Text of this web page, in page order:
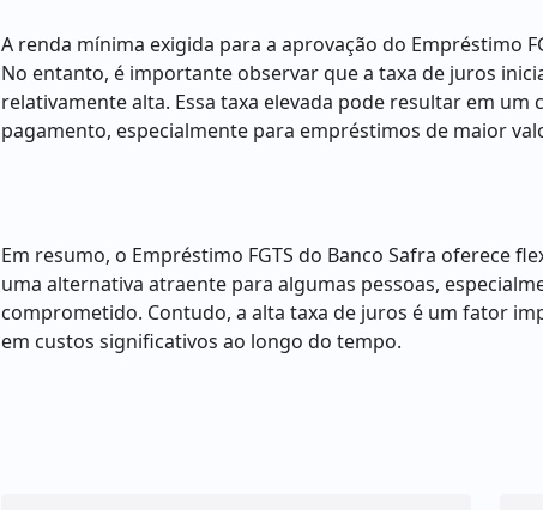
A renda mínima exigida para a aprovação do Empréstimo
No entanto, é importante observar que a taxa de juros
relativamente alta. Essa taxa elevada pode resultar em
pagamento, especialmente para empréstimos de maior
Em resumo, o Empréstimo FGTS do Banco Safra oferece
uma alternativa atraente para algumas pessoas,
comprometido. Contudo, a alta taxa de juros é um fator
em custos significativos ao longo do tempo.